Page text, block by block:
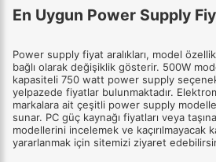
En Uygun Power Supply
Power supply fiyat aralıkları, model
bağlı olarak değişiklik gösterir. 500W
kapasiteli 750 watt power supply
yelpazede fiyatlar bulunmaktadır.
markalara ait çeşitli power supply
sunar. PC güç kaynağı fiyatları veya
modellerini incelemek ve kaçırılmayacak
yararlanmak için sitemizi ziyaret